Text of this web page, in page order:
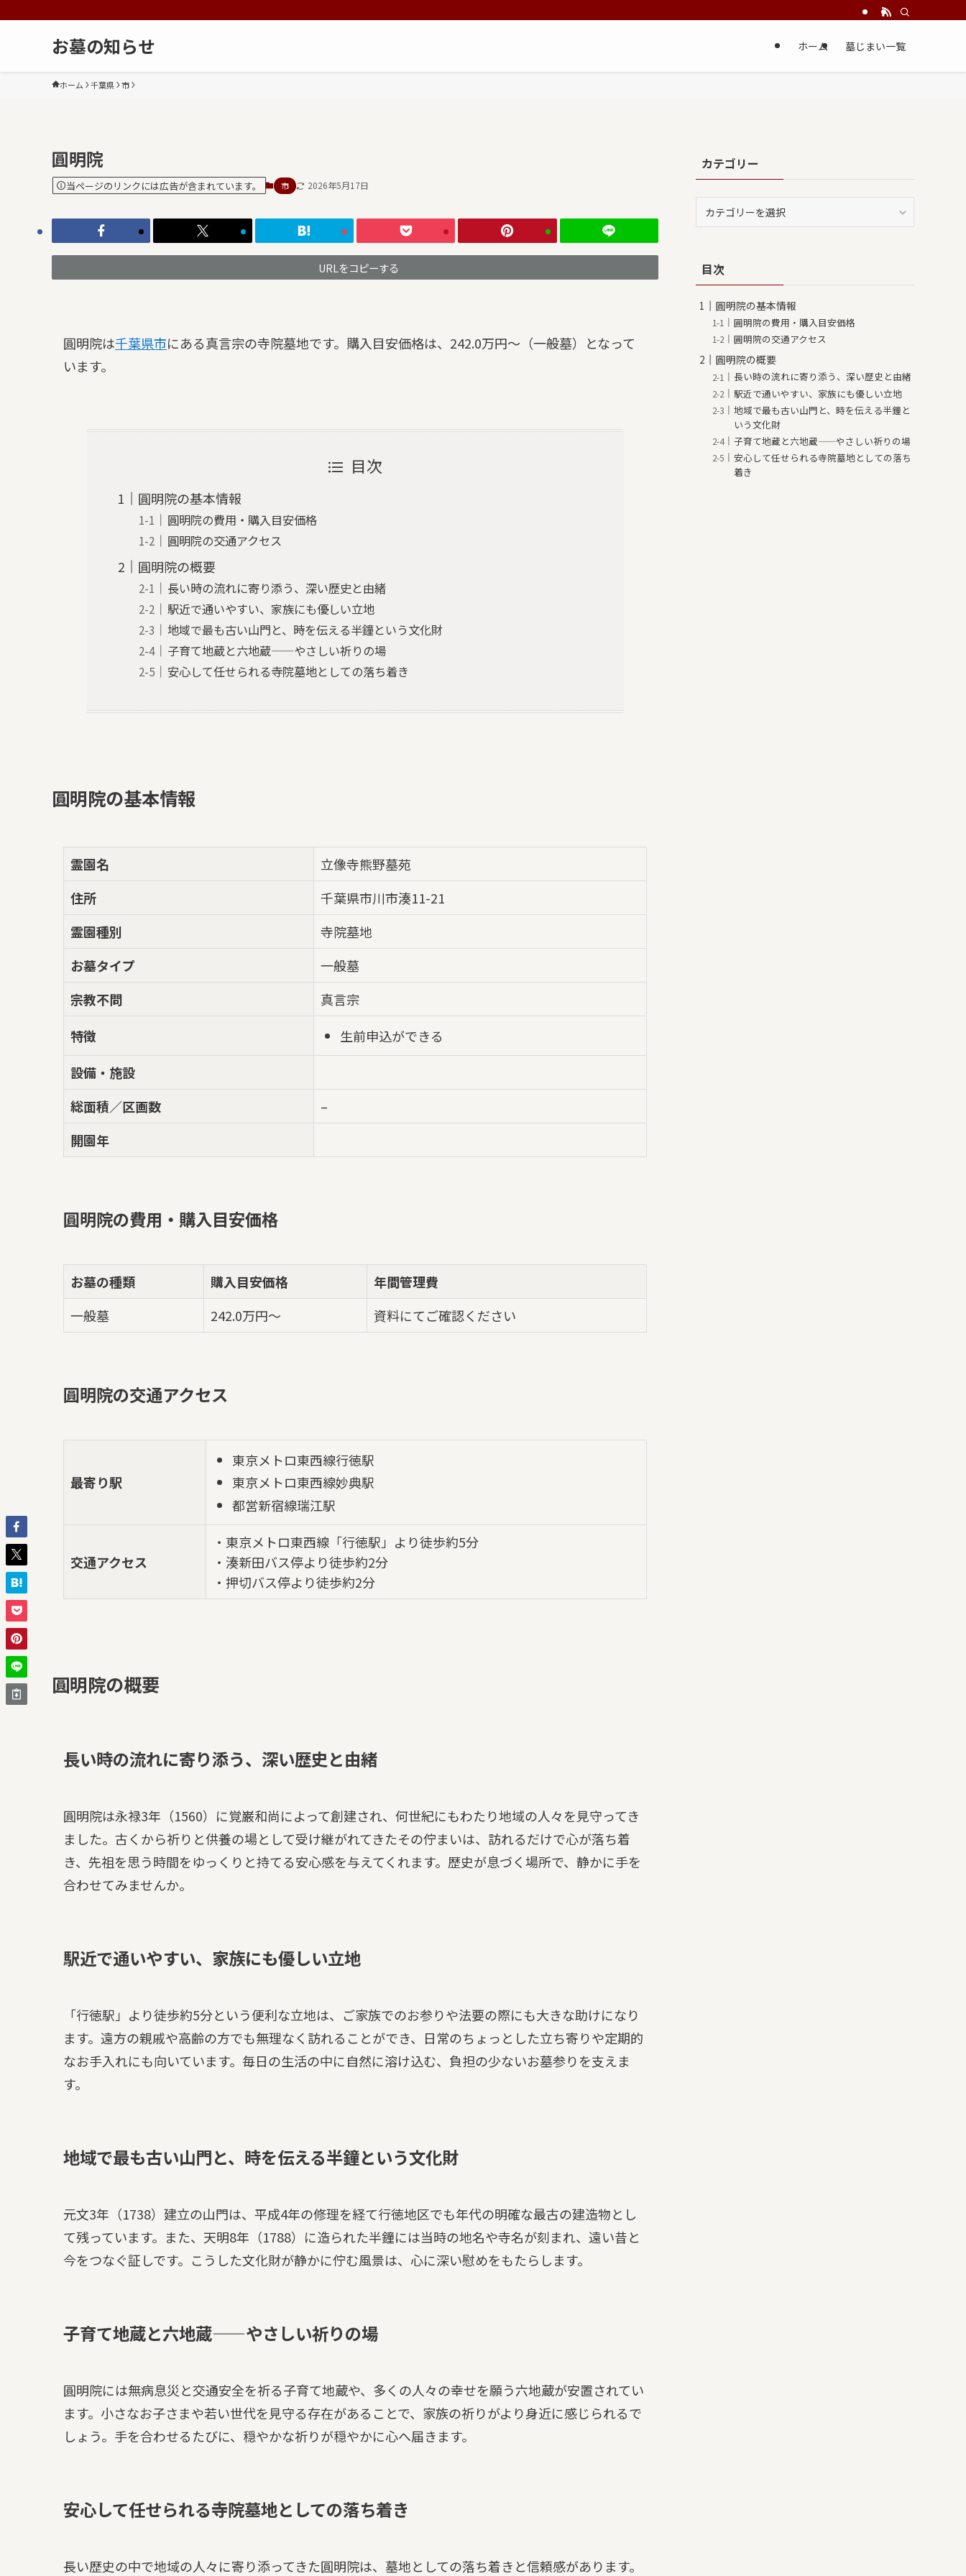
お墓の知らせ ホーム 墓じまい一覧
ホーム 千葉県 市
圓明院
当ページのリンクには広告が含まれています。 市 2026年5月17日
URLをコピーする
圓明院は千葉県市にある真言宗の寺院墓地です。購入目安価格は、242.0万円～（一般墓）となって
います。
目次
圓明院の基本情報
圓明院の費用・購入目安価格
圓明院の交通アクセス
圓明院の概要
長い時の流れに寄り添う、深い歴史と由緒
駅近で通いやすい、家族にも優しい立地
地域で最も古い山門と、時を伝える半鐘という文化財
子育て地蔵と六地蔵——やさしい祈りの場
安心して任せられる寺院墓地としての落ち着き
圓明院の基本情報
霊園名
立像寺熊野墓苑
住所
千葉県市川市湊11-21
霊園種別
寺院墓地
お墓タイプ
一般墓
宗教不問
真言宗
特徴
生前申込ができる
設備・施設
総面積／区画数
–
開園年
圓明院の費用・購入目安価格
お墓の種類 購入目安価格
年間管理費
一般墓
242.0万円～ 資料にてご確認ください
圓明院の交通アクセス
最寄り駅
東京メトロ東西線行徳駅
東京メトロ東西線妙典駅
都営新宿線瑞江駅
交通アクセス
・東京メトロ東西線「行徳駅」より徒歩約5分
・湊新田バス停より徒歩約2分
・押切バス停より徒歩約2分
圓明院の概要
長い時の流れに寄り添う、深い歴史と由緒
圓明院は永禄3年（1560）に覚巌和尚によって創建され、何世紀にもわたり地域の人々を見守ってき
ました。古くから祈りと供養の場として受け継がれてきたその佇まいは、訪れるだけで心が落ち着
き、先祖を思う時間をゆっくりと持てる安心感を与えてくれます。歴史が息づく場所で、静かに手を
合わせてみませんか。
駅近で通いやすい、家族にも優しい立地
「行徳駅」より徒歩約5分という便利な立地は、ご家族でのお参りや法要の際にも大きな助けになり
ます。遠方の親戚や高齢の方でも無理なく訪れることができ、日常のちょっとした立ち寄りや定期的
なお手入れにも向いています。毎日の生活の中に自然に溶け込む、負担の少ないお墓参りを支えま
す。
地域で最も古い山門と、時を伝える半鐘という文化財
元文3年（1738）建立の山門は、平成4年の修理を経て行徳地区でも年代の明確な最古の建造物とし
て残っています。また、天明8年（1788）に造られた半鐘には当時の地名や寺名が刻まれ、遠い昔と
今をつなぐ証しです。こうした文化財が静かに佇む風景は、心に深い慰めをもたらします。
子育て地蔵と六地蔵——やさしい祈りの場
圓明院には無病息災と交通安全を祈る子育て地蔵や、多くの人々の幸せを願う六地蔵が安置されてい
ます。小さなお子さまや若い世代を見守る存在があることで、家族の祈りがより身近に感じられるで
しょう。手を合わせるたびに、穏やかな祈りが穏やかに心へ届きます。
安心して任せられる寺院墓地としての落ち着き
長い歴史の中で地域の人々に寄り添ってきた圓明院は、墓地としての落ち着きと信頼感があります。
カテゴリー
テ
リ目次
圓明院の基本情報
圓明院の費用・購入目安価格
圓明院の交通アクセス
圓明院の概要
長い時の流れに寄り添う、深い歴史と由緒
駅近で通いやすい、家族にも優しい立地
地域で最も古い山門と、時を伝える半鐘と
いう文化財
子育て地蔵と六地蔵——やさしい祈りの場
安心して任せられる寺院墓地としての落ち
着き